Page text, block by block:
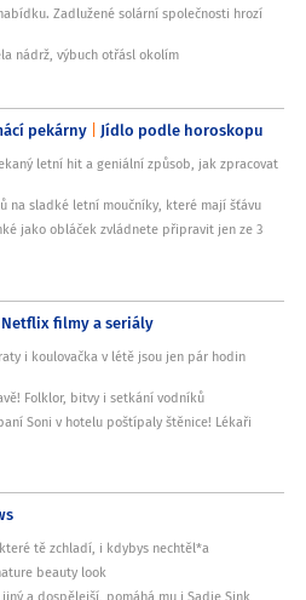
Zadlužené solární společnosti hrozí
nádrž, výbuch otřásl okolím
pekárny Jídlo podle horoskopu
letní hit a geniální způsob, jak zpracovat
na sladké letní moučníky, které mají šťávu
jako obláček zvládnete připravit jen ze 3
Netflix filmy a seriály
i koulovačka v létě jsou jen pár hodin
Folklor, bitvy i setkání vodníků
Soni v hotelu poštípaly štěnice! Lékaři
tě zchladí, i kdybys nechtěl*a
beauty look